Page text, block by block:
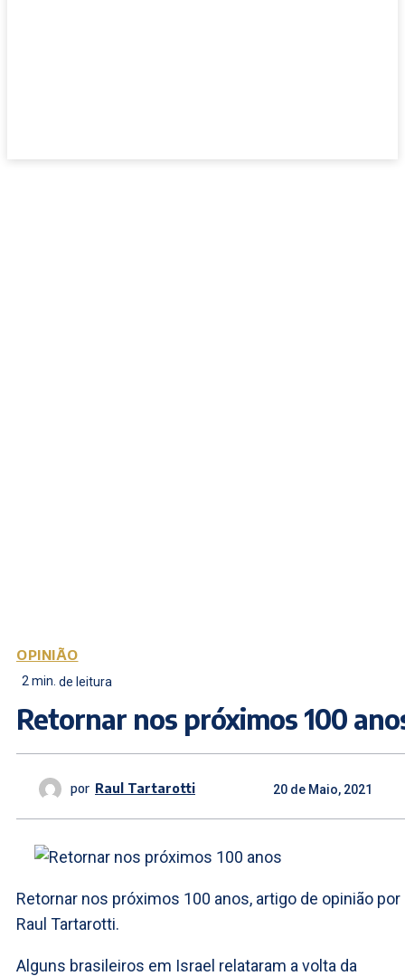
OPINIÃO
2min. de leitura
Retornar nos próximos 100
por Raul Tartarotti 20 de Maio, 2021
Retornar nos próximos 100 anos, artigo de opinião por
Raul Tartarotti.
Alguns brasileiros em Israel relataram a volta da